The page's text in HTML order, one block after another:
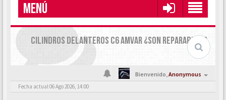
MENÚ
CILINDROS DELANTEROS C6 AMVAR ¿SON REPARABLES?
Bienvenido,Anonymous
Fecha actual 06 Ago 2026, 14:00